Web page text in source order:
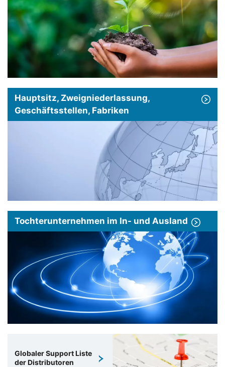
Hauptsitz, Zweigniederlassung,
Geschäftsstellen, Fabriken
Tochterunternehmen im In- und Ausland
Globaler Support Liste
der Distributoren